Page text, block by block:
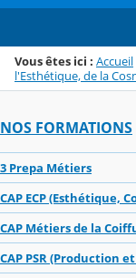
Vous êtes ici : Accueil
l'Esthétique, de la
NOS FORMATIONS
3 Prepa Métiers
CAP ECP (Esthétique,
CAP Métiers de la
CAP PSR (Production